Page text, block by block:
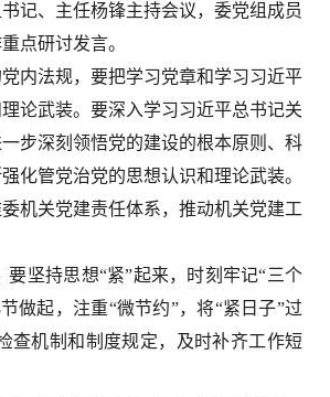
记、主任杨锋主持会议，委党组成员
点研讨发言。
内法规，要把学习党章和学习习近平
论武装。要深入学习习近平总书记关
步深刻领悟党的建设的根本原则、科
化管党治党的思想认识和理论武装。
机关党建责任体系，推动机关党建工
坚持思想“紧”起来，时刻牢记“三个
做起，注重“微节约”，将“紧日子”过
查机制和制度规定，及时补齐工作短